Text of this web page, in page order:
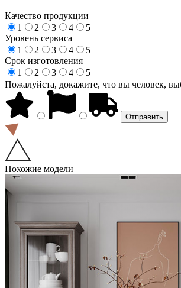
Качество продукции
1
2 3 4
5
Уровень сервиса
1
2 3 4
5
Срок изготовления
1
2 3 4
5
Пожалуйста, докажите, что вы человек,
Похожие модели